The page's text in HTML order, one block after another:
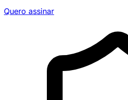
Quero assinar